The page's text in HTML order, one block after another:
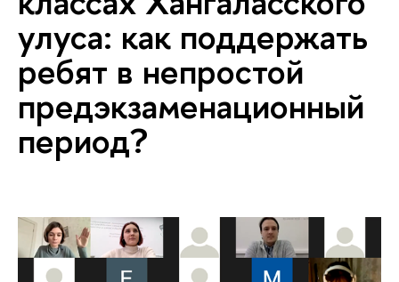
улуса: как поддержать
ребят в непростой
предэкзаменационный
период?